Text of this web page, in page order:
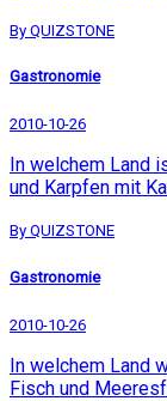
By QUIZSTONE
Gastronomie
2010-10-26
In welchem Land
und Karpfen mit
By QUIZSTONE
Gastronomie
2010-10-26
In welchem Land
Fisch und